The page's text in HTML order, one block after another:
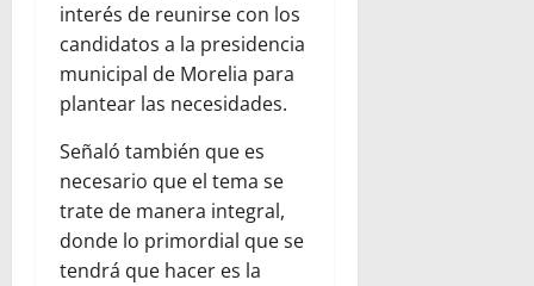
interés de reunirse con los
candidatos a la presidencia
municipal de Morelia para
plantear las necesidades.
Señaló también que es
necesario que el tema se
trate de manera integral,
donde lo primordial que se
tendrá que hacer es la